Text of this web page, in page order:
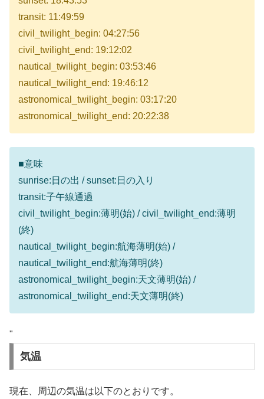
transit: 11:49:59
civil_twilight_begin: 04:27:56
civil_twilight_end: 19:12:02
nautical_twilight_begin: 03:53:46
nautical_twilight_end: 19:46:12
astronomical_twilight_begin: 03:17:20
astronomical_twilight_end: 20:22:38
■意味
sunrise:日の出 / sunset:日の入り
transit:子午線通過
civil_twilight_begin:薄明(始) / civil_twilight_end:薄明
(終)
nautical_twilight_begin:航海薄明(始) /
nautical_twilight_end:航海薄明(終)
astronomical_twilight_begin:天文薄明(始) /
astronomical_twilight_end:天文薄明(終)
"
気温
現在、周辺の気温は以下のとおりです。